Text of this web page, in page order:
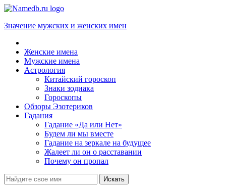
Значение мужских и женских имен
Женские имена
Мужские имена
Астрология
Китайский гороскоп
Знаки зодиака
Гороскопы
Обзоры Эзотериков
Гадания
Гадание «Да или Нет»
Будем ли мы вместе
Гадание на зеркале на будущее
Жалеет ли он о расставании
Почему он пропал